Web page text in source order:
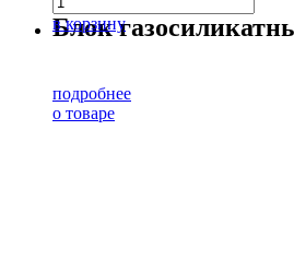
в корзину
Блок
подробнее
о товаре